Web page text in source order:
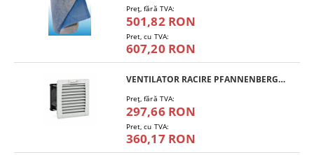
Preţ, fără TVA:
501,82 RON
Pret, cu TVA:
607,20 RON
VENTILATOR RACIRE PFANNENBERG PF 11.000
Preţ, fără TVA:
297,66 RON
Pret, cu TVA:
360,17 RON